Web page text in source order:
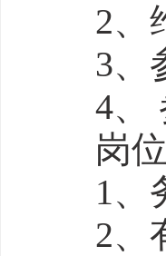
2、
3、
4、
岗
1、
2、